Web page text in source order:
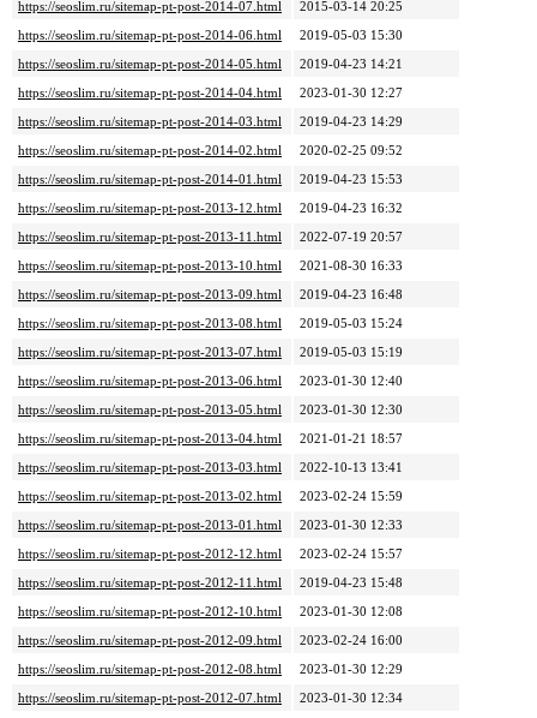
https://seoslim.ru/sitemap-pt-post-2014-07.html
2015-03-14 20:25
https://seoslim.ru/sitemap-pt-post-2014-06.html
2019-05-03 15:30
https://seoslim.ru/sitemap-pt-post-2014-05.html
2019-04-23 14:21
https://seoslim.ru/sitemap-pt-post-2014-04.html
2023-01-30 12:27
https://seoslim.ru/sitemap-pt-post-2014-03.html
2019-04-23 14:29
https://seoslim.ru/sitemap-pt-post-2014-02.html
2020-02-25 09:52
https://seoslim.ru/sitemap-pt-post-2014-01.html
2019-04-23 15:53
https://seoslim.ru/sitemap-pt-post-2013-12.html
2019-04-23 16:32
https://seoslim.ru/sitemap-pt-post-2013-11.html
2022-07-19 20:57
https://seoslim.ru/sitemap-pt-post-2013-10.html
2021-08-30 16:33
https://seoslim.ru/sitemap-pt-post-2013-09.html
2019-04-23 16:48
https://seoslim.ru/sitemap-pt-post-2013-08.html
2019-05-03 15:24
https://seoslim.ru/sitemap-pt-post-2013-07.html
2019-05-03 15:19
https://seoslim.ru/sitemap-pt-post-2013-06.html
2023-01-30 12:40
https://seoslim.ru/sitemap-pt-post-2013-05.html
2023-01-30 12:30
https://seoslim.ru/sitemap-pt-post-2013-04.html
2021-01-21 18:57
https://seoslim.ru/sitemap-pt-post-2013-03.html
2022-10-13 13:41
https://seoslim.ru/sitemap-pt-post-2013-02.html
2023-02-24 15:59
https://seoslim.ru/sitemap-pt-post-2013-01.html
2023-01-30 12:33
https://seoslim.ru/sitemap-pt-post-2012-12.html
2023-02-24 15:57
https://seoslim.ru/sitemap-pt-post-2012-11.html
2019-04-23 15:48
https://seoslim.ru/sitemap-pt-post-2012-10.html
2023-01-30 12:08
https://seoslim.ru/sitemap-pt-post-2012-09.html
2023-02-24 16:00
https://seoslim.ru/sitemap-pt-post-2012-08.html
2023-01-30 12:29
https://seoslim.ru/sitemap-pt-post-2012-07.html
2023-01-30 12:34